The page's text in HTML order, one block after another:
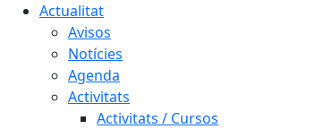
Actualitat
Avisos
Notícies
Agenda
Activitats
Activitats / Cursos